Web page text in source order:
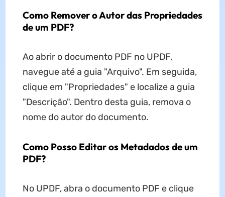
Como Remover o Autor das Propriedades
de um PDF?
Ao abrir o documento PDF no UPDF,
navegue até a guia "Arquivo". Em seguida,
clique em "Propriedades" e localize a guia
"Descrição". Dentro desta guia, remova o
nome do autor do documento.
Como Posso Editar os Metadados de um
PDF?
No UPDF, abra o documento PDF e clique